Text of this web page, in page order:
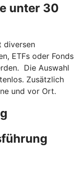
unter 30
diversen
ETFs oder Fonds
Die Auswahl
Zusätzlich
und vor Ort.